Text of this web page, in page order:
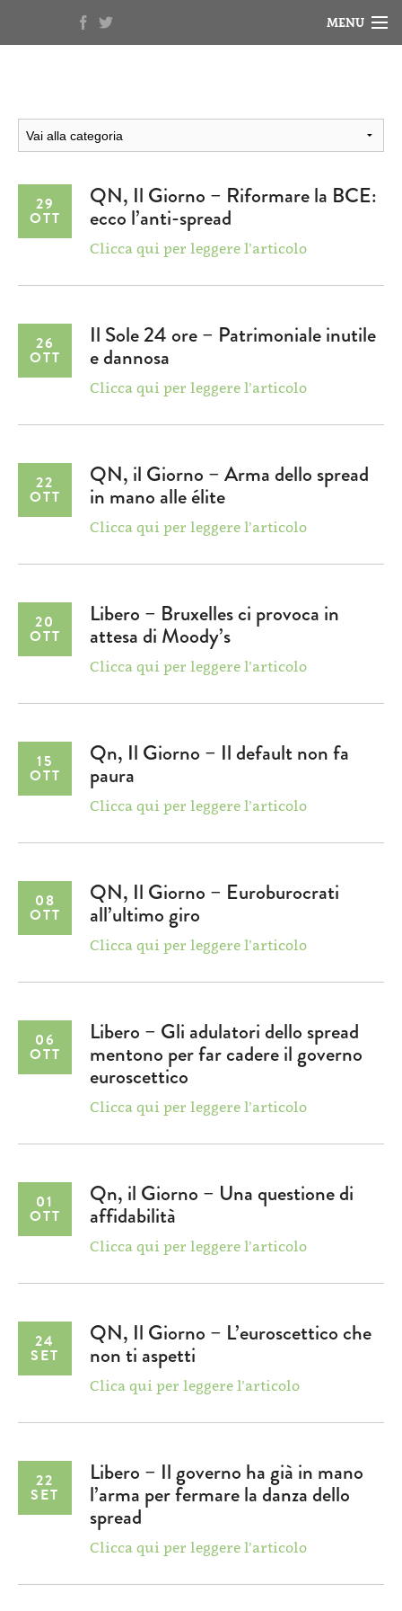
MENU
RASSEGNA STAMPA
VIDEO
29
OTT
QN, Il Giorno – Riformare la BCE:
ecco l’anti-spread
Clicca qui per leggere l’articolo
26
OTT
Il Sole 24 ore – Patrimoniale inutile
e dannosa
Clicca qui per leggere l’articolo
22
OTT
QN, il Giorno – Arma dello spread
in mano alle élite
Clicca qui per leggere l’articolo
20
OTT
Libero – Bruxelles ci provoca in
attesa di Moody’s
Clicca qui per leggere l’articolo
15
OTT
Qn, Il Giorno – Il default non fa
paura
Clicca qui per leggere l’articolo
08
OTT
QN, Il Giorno – Euroburocrati
all’ultimo giro
Clicca qui per leggere l’articolo
06
OTT
Libero – Gli adulatori dello spread
mentono per far cadere il governo
euroscettico
Clicca qui per leggere l’articolo
01
OTT
Qn, il Giorno – Una questione di
affidabilità
Clicca qui per leggere l’articolo
24
SET
QN, Il Giorno – L’euroscettico che
non ti aspetti
Clica qui per leggere l’articolo
22
SET
Libero – Il governo ha già in mano
l’arma per fermare la danza dello
spread
Clicca qui per leggere l’articolo